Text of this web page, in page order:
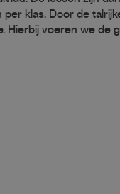
klas. Door de
Hierbij voeren we de